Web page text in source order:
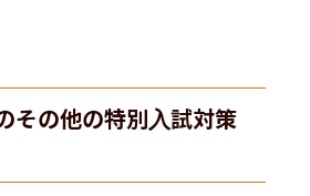
その他の特別入試対策